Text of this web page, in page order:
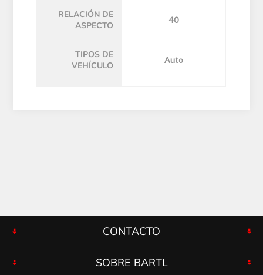
RELACIÓN DE
ASPECTO
40
TIPOS DE
VEHÍCULO
Auto
CONTACTO
SOBRE BARTL